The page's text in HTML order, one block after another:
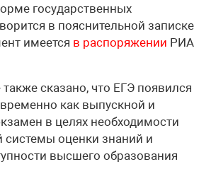
государственных
в пояснительной записке
имеется в распоряжении РИА
сказано, что ЕГЭ появился
как выпускной и
в целях необходимости
системы оценки знаний и
высшего образования